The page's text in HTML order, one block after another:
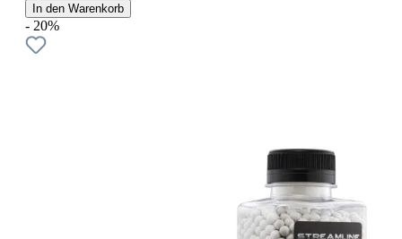
In den Warenkorb
- 20%